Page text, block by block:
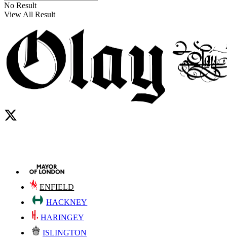
No Result
View All Result
ENFIELD
HACKNEY
HARINGEY
ISLINGTON